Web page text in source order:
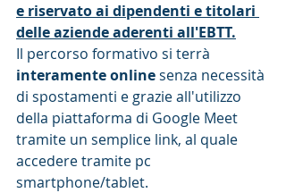
e riservato ai dipendenti e titolari
delle aziende aderenti all'EBTT.
Il percorso formativo si terrà
interamente online senza necessità
di spostamenti e grazie all'utilizzo
della piattaforma di Google Meet
tramite un semplice link, al quale
accedere tramite pc
smartphone/tablet.